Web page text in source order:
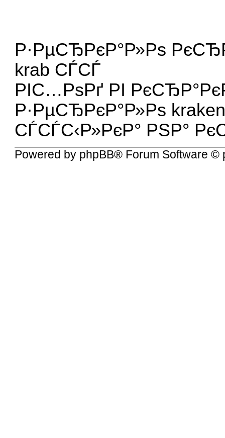
Р·РµСЂРєР°Р»Рѕ
krab СЃСЃ
РІС…РѕРґ РІ
Р·РµСЂРєР°Р»Рѕ
СЃСЃС‹Р»РєР° РЅР°
Powered by phpBB® Forum Software ©